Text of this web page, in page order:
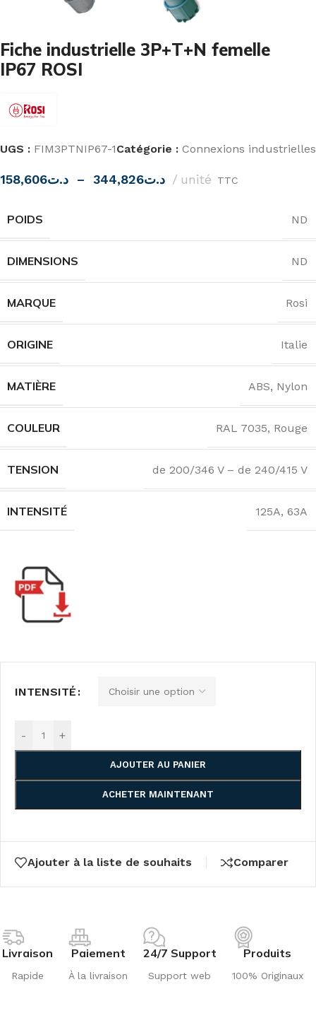
Fiche industrielle 3P+T+N femelle
IP67 ROSI
UGS : FIM3PTNIP67-1Catégorie : Connexions industrielles
د.ت158,606 – د.ت344,826 unité TTC
POIDS ND
DIMENSIONS ND
MARQUE Rosi
ORIGINE Italie
MATIÈRE ABS, Nylon
COULEUR RAL 7035, Rouge
TENSION de 200/346 V – de 240/415 V
INTENSITÉ 125A, 63A
INTENSITÉ
- +
AJOUTER AU PANIER
ACHETER MAINTENANT
Ajouter à la liste de souhaits Comparer
Livraison
Rapide
Paiement
À la livraison
24/7 Support
Support web
Produits
100% Originaux